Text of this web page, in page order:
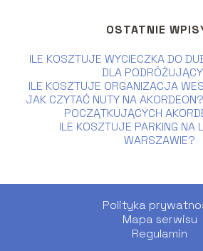
OSTATNIE
ILE KOSZTUJE WYCIECZKA DO
DLA
ILE KOSZTUJE ORGANIZACJA
JAK CZYTAĆ NUTY NA
POCZĄTKUJĄCYCH
ILE KOSZTUJE PARKING NA
WARSZAWIE?
Polityka
Mapa serwisu
Regulamin